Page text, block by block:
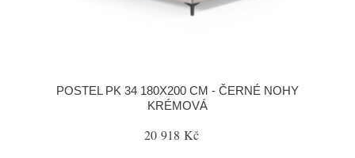
POSTEL PK 34 180X200 CM - ČERNÉ NOHY
KRÉMOVÁ
20 918 Kč